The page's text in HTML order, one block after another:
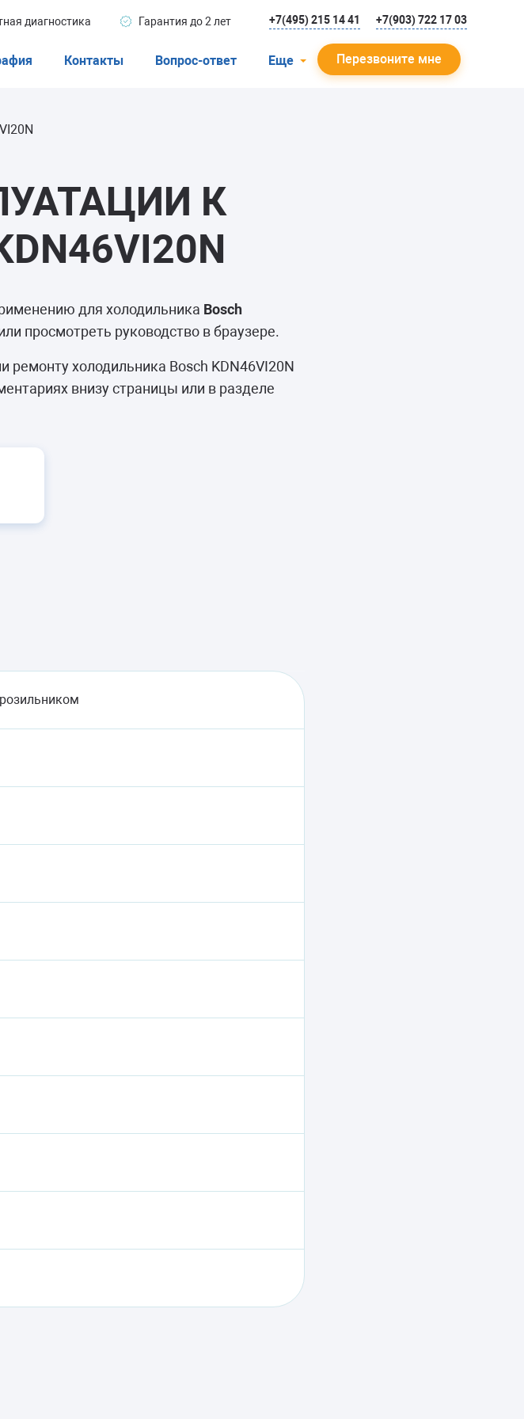
диагностика Гарантия до 2 лет +7(495) 215 14 41 +7(903) 722 17 03
Контакты Вопрос-ответ Еще Перезвоните мне
К
для холодильника Bosch
просмотреть руководство в браузере.
холодильника Bosch KDN46VI20N
внизу страницы или в разделе